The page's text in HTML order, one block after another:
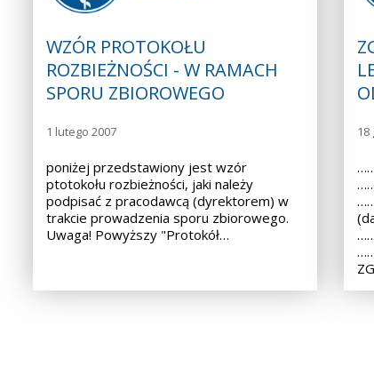
WZÓR PROTOKOŁU
ROZBIEŻNOŚCI - W RAMACH
SPORU ZBIOROWEGO
1 lutego 2007
poniżej przedstawiony jest wzór
ptotokołu rozbieżności, jaki należy
podpisać z pracodawcą (dyrektorem) w
trakcie prowadzenia sporu zbiorowego.
Uwaga! Powyższy "Protokół…